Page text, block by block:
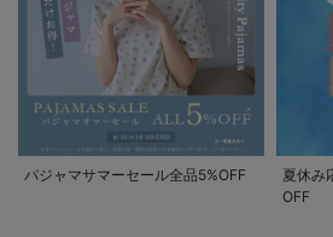
パジャマサマーセール全品5%OFF
夏休み
OFF